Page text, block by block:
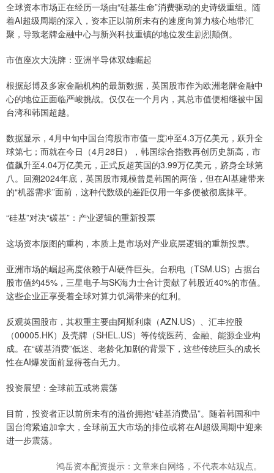
全球资本市场正在经历一场由“硅基生命”消费驱动的史诗级重组。随
着AI超级周期的深入，资本正以前所未有的速度向算力核心地带汇
聚，导致老牌金融中心与新兴科技重镇的地位发生剧烈颠倒。
市值座次大洗牌：亚洲半导体双雄崛起
根据彭博及多家金融机构的最新数据，英国股市作为欧洲老牌金融中
心的地位正面临严峻挑战。仅仅在一个月内，其总市值便相继被中国
台湾和韩国超越。
数据显示，4月中旬中国台湾股市市值一度冲至4.3万亿美元，跃升全
球第七；而就在今日（4月28日），韩国综合指数再创历史新高，市
值飙升至4.04万亿美元，正式反超英国的3.99万亿美元，跻身全球第
八。回溯2024年底，英国股市规模曾是韩国的两倍，但在AI基建带来
的“机器需求”面前，这种代数级的差距仅用一年多便被彻底抹平。
“硅基”对决“碳基”：产业逻辑的重新投票
这场资本版图的重构，本质上是市场对产业底层逻辑的重新投票。
亚洲市场的崛起高度依赖于AI硬件巨头。台积电（TSM.US）占据台
股市值约45%，三星电子与SK海力士合计贡献了韩股近40%的市值。
这些企业正享受着全球对算力饥渴带来的红利。
反观英国股市，其权重主要由阿斯利康（AZN.US）、汇丰控股
（00005.HK）及壳牌（SHEL.US）等传统医药、金融、能源企业构
成。在“碳基消费”低迷、老龄化加剧的背景下，这些传统巨头的成长
性在AI爆发面前显得苍白无力。
投资展望：全球前五或将震荡
目前，投资者正以前所未有的溢价拥抱“硅基消费品”。随着韩国和中
国台湾紧追加拿大，全球前五大市场的排位或将在AI超级周期中迎来
进一步震荡。
鸿岳资本配资提示：文章来自网络，不代表本站观点。